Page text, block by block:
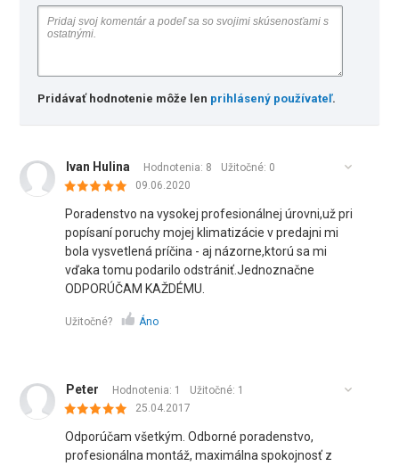
Pridávať hodnotenie môže len prihlásený používateľ.
Ivan Hulina Hodnotenia: 8 Užitočné: 0
09.06.2020
Poradenstvo na vysokej profesionálnej úrovni,už pri
popísaní poruchy mojej klimatizácie v predajni mi
bola vysvetlená príčina - aj názorne,ktorú sa mi
vďaka tomu podarilo odstrániť.Jednoznačne
ODPORÚČAM KAŽDÉMU.
Užitočné? Áno
Peter Hodnotenia: 1 Užitočné: 1
25.04.2017
Odporúčam všetkým. Odborné poradenstvo,
profesionálna montáž, maximálna spokojnosť z